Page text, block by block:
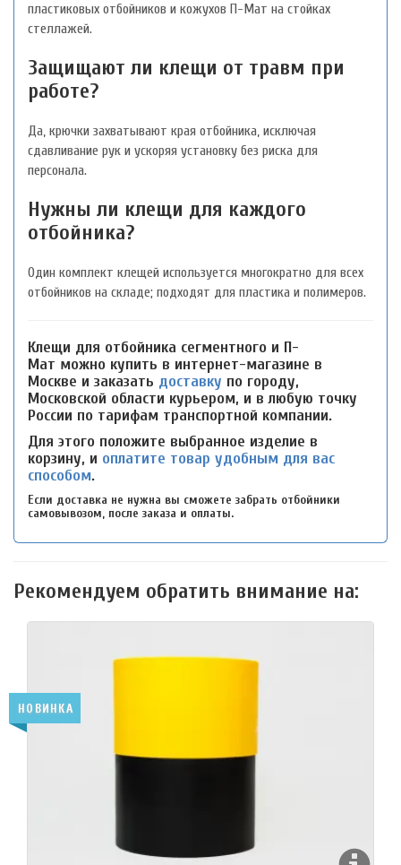
пластиковых отбойников и кожухов П-Мат на стойках
стеллажей.
Защищают ли клещи от травм при
работе?
Да, крючки захватывают края отбойника, исключая
сдавливание рук и ускоряя установку без риска для
персонала.
Нужны ли клещи для каждого
отбойника?
Один комплект клещей используется многократно для всех
отбойников на складе; подходят для пластика и полимеров.
Клещи для отбойника сегментного и П-
Мат можно купить в интернет-магазине в
Москве и заказать доставку по городу,
Московской области курьером, и в любую точку
России по тарифам транспортной компании.
Для этого положите выбранное изделие в
корзину, и оплатите товар удобным для вас
способом.
Если доставка не нужна вы сможете забрать отбойники
самовывозом, после заказа и оплаты.
Рекомендуем обратить внимание на:
НОВИНКА